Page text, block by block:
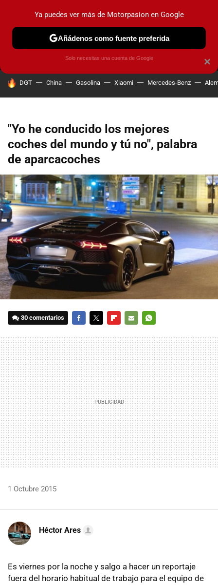
MENÚ NUEVO
COCHES ELÉCTRICOS OBSERVATORIO
HOY SE HABLA DE
DGT China Gasolina Xiaomi Mercedes-Benz
"Yo he conducido los mejores
coches del mundo y tú no", palabra
de aparcacoches
30 comentarios
MAIL
1 Octubre 2015
Héctor Ares
Es viernes por la noche y salgo a hacer un reportaje
fuera del horario habitual de trabajo para el equipo de
×
Ya puedes ver más de Motorpasion en Google
Añádenos como fuente preferida
Solo necesitas una cuenta de Google